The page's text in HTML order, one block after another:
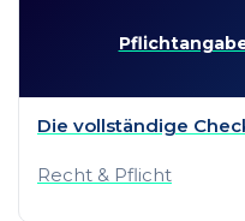
Die vollständige
Recht & Pflicht